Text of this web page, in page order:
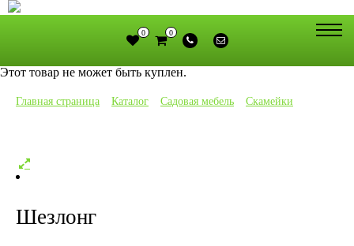
0 0
Этот товар не может быть куплен.
Главная страница Каталог Садовая мебель Скамейки
Шезлонг